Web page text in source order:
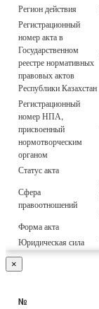
Регион действия
Регистрационный
номер акта в
Государственном
реестре нормативных
правовых актов
Республики Казахстан
Регистрационный
номер НПА,
присвоенный
нормотворческим
органом
Статус акта
Сфера
правоотношений
Форма акта
Юридическая сила
×
№